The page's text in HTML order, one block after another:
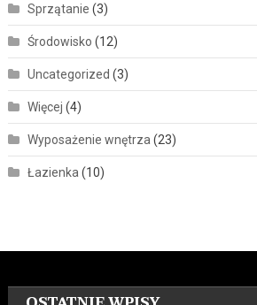
Sprzątanie (3)
Środowisko (12)
Uncategorized (3)
Więcej (4)
Wyposażenie wnętrza (23)
Łazienka (10)